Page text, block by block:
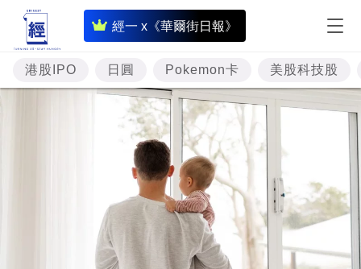
經一 x《華爾街日報》
即
時
財
經
樓
市
港股IPO 日圓 Pokemon卡 美股科技股